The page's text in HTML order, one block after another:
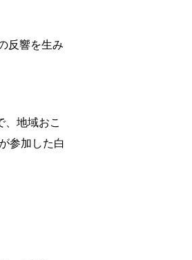
反響を生み
地域おこ
参加した白